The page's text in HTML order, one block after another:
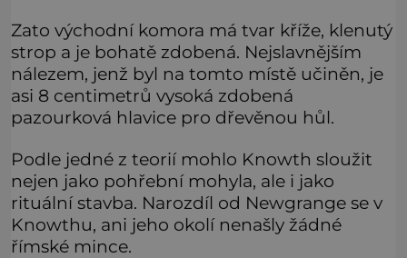
Zato východní komora má tvar kříže, klenutý
strop a je bohatě zdobená. Nejslavnějším
nálezem, jenž byl na tomto místě učiněn, je
asi 8 centimetrů vysoká zdobená
pazourková hlavice pro dřevěnou hůl.
Podle jedné z teorií mohlo Knowth sloužit
nejen jako pohřební mohyla, ale i jako
rituální stavba. Narozdíl od Newgrange se v
Knowthu, ani jeho okolí nenašly žádné
římské mince.